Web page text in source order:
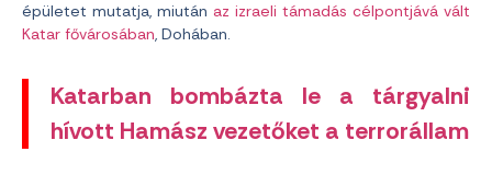
épületet mutatja, miután az izraeli támadás célpontjává vált
Katar fővárosában, Dohában.
Katarban bombázta le a tárgyalni
hívott Hamász vezetőket a terrorállam